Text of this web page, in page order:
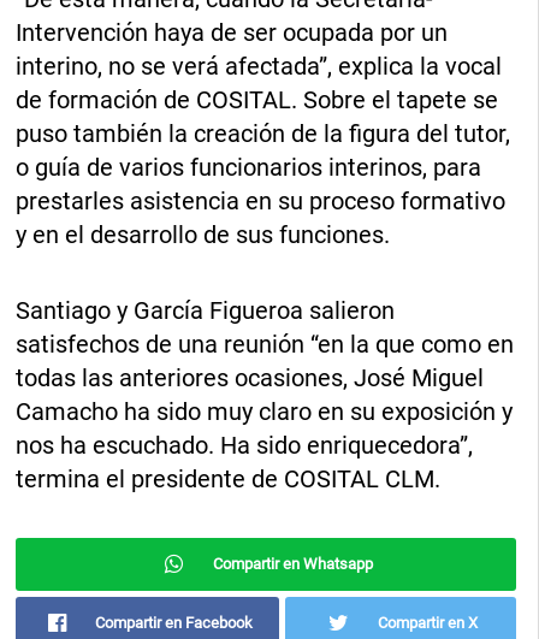
Intervención haya de ser ocupada por un
interino, no se verá afectada”, explica la vocal
de formación de COSITAL. Sobre el tapete se
puso también la creación de la figura del tutor,
o guía de varios funcionarios interinos, para
prestarles asistencia en su proceso formativo
y en el desarrollo de sus funciones.
Santiago y García Figueroa salieron
satisfechos de una reunión “en la que como en
todas las anteriores ocasiones, José Miguel
Camacho ha sido muy claro en su exposición y
nos ha escuchado. Ha sido enriquecedora”,
termina el presidente de COSITAL CLM.
Compartir en Whatsapp
Compartir en Facebook Compartir en X